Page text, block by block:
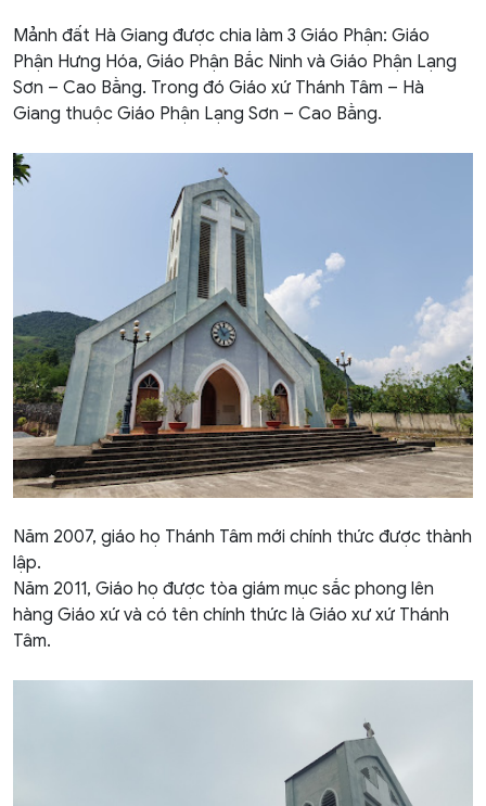
Mảnh đất Hà Giang được chia làm 3 Giáo Phận: Giáo
Phận Hưng Hóa, Giáo Phận Bắc Ninh và Giáo Phận Lạng
Sơn – Cao Bằng. Trong đó Giáo xứ Thánh Tâm – Hà
Giang thuộc Giáo Phận Lạng Sơn – Cao Bằng.
Năm 2007, giáo họ Thánh Tâm mới chính thức được thành
lập.
Năm 2011, Giáo họ được tòa giám mục sắc phong lên
hàng Giáo xứ và có tên chính thức là Giáo xư xứ Thánh
Tâm.